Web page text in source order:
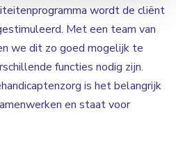
wordt de cliënt
Met een team van
we dit zo goed mogelijk te
functies nodig zijn.
is het belangrijk
en staat voor